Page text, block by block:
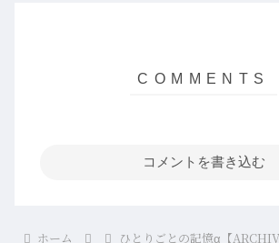
コメントを書き込む
ホーム ひとりごとの記憶α【